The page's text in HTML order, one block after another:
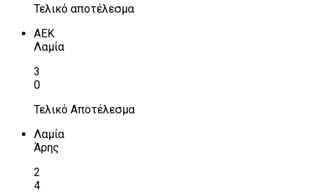
Τελικό αποτέλεσμα
ΑΕΚ
Λαμία
3
0
Τελικό Αποτέλεσμα
Λαμία
Άρης
2
4